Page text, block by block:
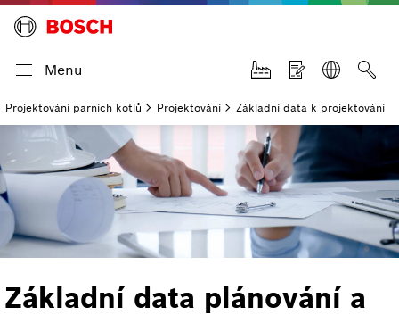
Menu
Projektování parních kotlů Projektování Základní data k projektování
Základní data plánování a